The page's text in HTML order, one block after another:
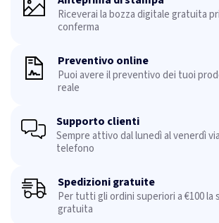
Riceverai la bozza digitale gratuita
conferma
Preventivo online
Puoi avere il preventivo dei tuoi
reale
Supporto clienti
Sempre attivo dal lunedì al venerdì
telefono
Spedizioni gratuite
Per tutti gli ordini superiori a €100 la
gratuita